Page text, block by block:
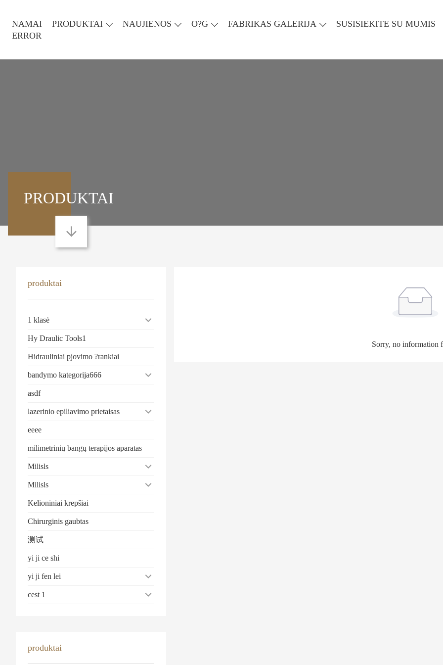
NAMAI PRODUKTAI NAUJIENOS O?G FABRIKAS GALERIJA SUSISIEKITE SU MUMIS
ERROR
PRODUKTAI
produktai
1 klasė
Hy Draulic Tools1
Hidrauliniai pjovimo ?rankiai
bandymo kategorija666
asdf
lazerinio epiliavimo prietaisas
eeee
milimetrinių bangų terapijos aparatas
Milisls
Milisls
Kelioniniai krepšiai
Chirurginis gaubtas
测试
yi ji ce shi
yi ji fen lei
cest 1
produktai
Sorry, no information